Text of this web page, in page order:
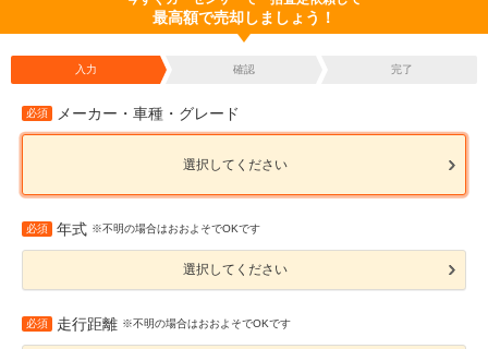
最高額で売却しましょう！
入力 確認 完了
必須 メーカー・車種・グレード
選択してください
必須 年式 ※不明の場合はおおよそでOKです
選択してください
必須 走行距離 ※不明の場合はおおよそでOKです